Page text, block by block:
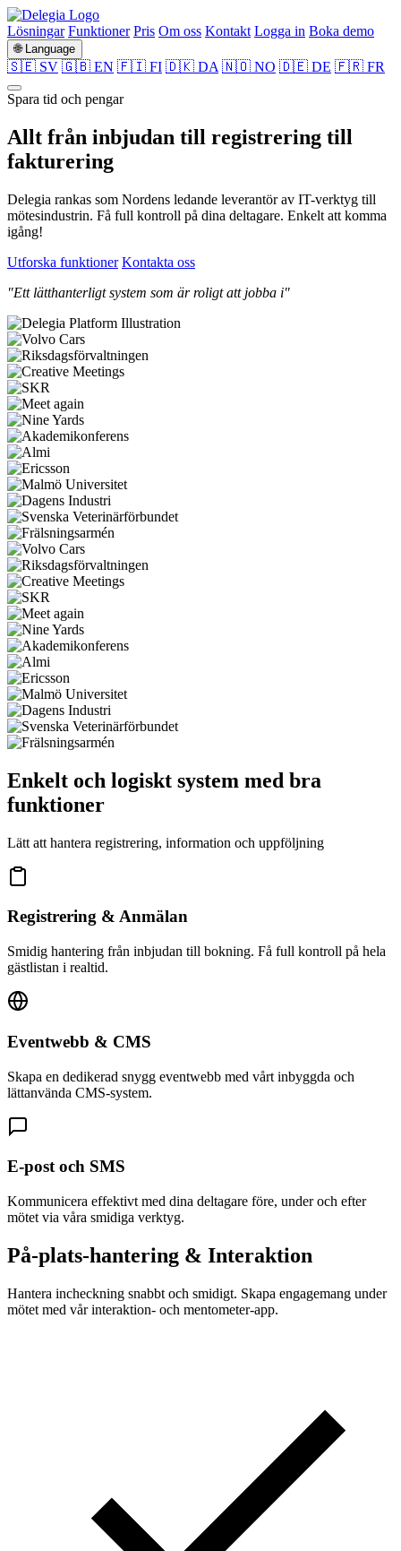
Lösningar Funktioner Pris Om oss Kontakt Logga in Boka demo
🌐 Language
🇸🇪 SV 🇬🇧 EN 🇫🇮 FI 🇩🇰 DA 🇳🇴 NO 🇩🇪 DE 🇫🇷 FR
Spara tid och pengar
Allt från inbjudan till registrering till
fakturering
Delegia rankas som Nordens ledande leverantör av IT-verktyg till
mötesindustrin. Få full kontroll på dina deltagare. Enkelt att komma
igång!
Utforska funktioner Kontakta oss
"Ett lätthanterligt system som är roligt att jobba i"
Enkelt och logiskt system med bra
funktioner
Lätt att hantera registrering, information och uppföljning
Registrering & Anmälan
Smidig hantering från inbjudan till bokning. Få full kontroll på hela
gästlistan i realtid.
Eventwebb & CMS
Skapa en dedikerad snygg eventwebb med vårt inbyggda och
lättanvända CMS-system.
E-post och SMS
Kommunicera effektivt med dina deltagare före, under och efter
mötet via våra smidiga verktyg.
På-plats-hantering & Interaktion
Hantera incheckning snabbt och smidigt. Skapa engagemang under
mötet med vår interaktion- och mentometer-app.